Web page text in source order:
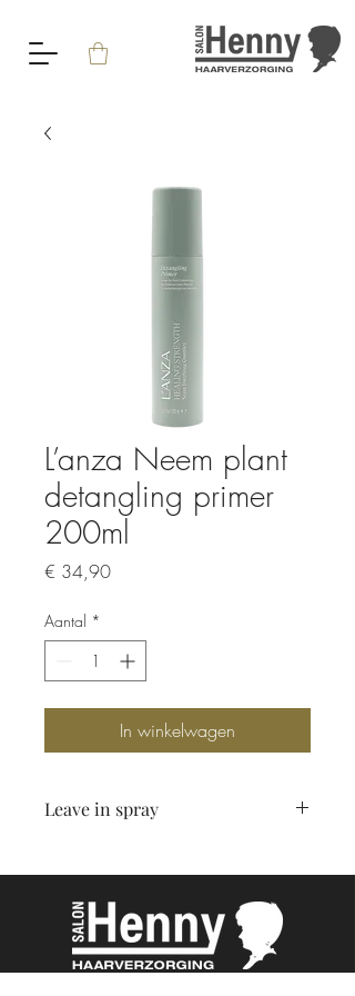
L’anza Neem plant
detangling primer
200ml
€ 34,90Prijs
Aantal *
In winkelwagen
Leave in spray
haar van buiten af zoals tegen
verkleuring/uitdroging van UV. Maakt
het haar sterker waardoor je haar een
langere lengte kan behalen.